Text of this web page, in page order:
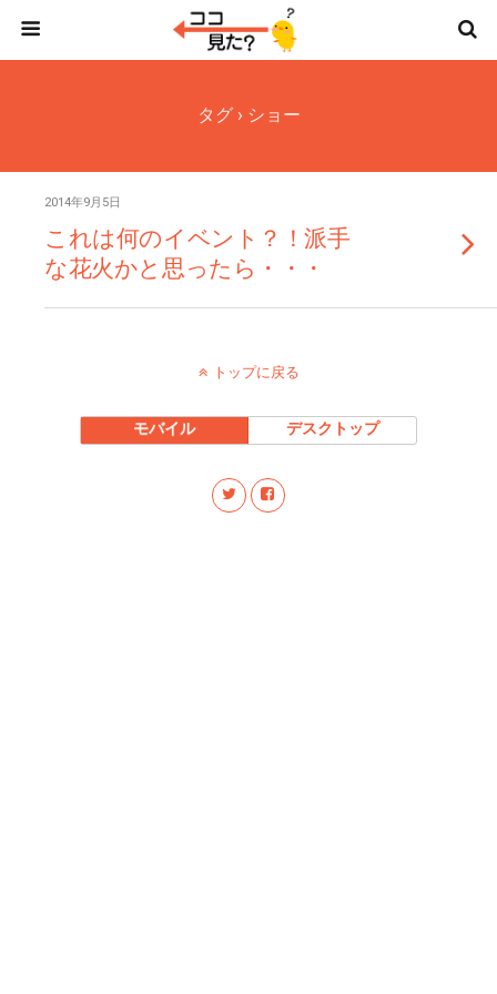
タグ › ショー
2014年9月5日
これは何のイベント？！派手
な花火かと思ったら・・・
トップに戻る
モバイル デスクトップ